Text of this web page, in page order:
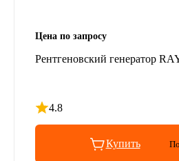
Цена по запросу
Рентгеновский генератор
4.8
Рейтинг 4.8 из 5
Купить